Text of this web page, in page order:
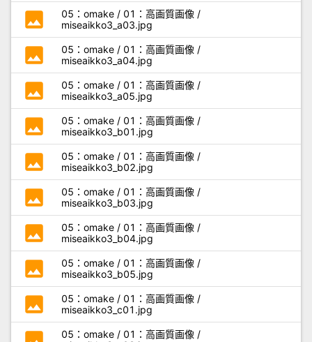
photo
05：omake / 01：高画質画像 /
miseaikko3_a03.jpg
photo
05：omake / 01：高画質画像 /
miseaikko3_a04.jpg
photo
05：omake / 01：高画質画像 /
miseaikko3_a05.jpg
photo
05：omake / 01：高画質画像 /
miseaikko3_b01.jpg
photo
05：omake / 01：高画質画像 /
miseaikko3_b02.jpg
photo
05：omake / 01：高画質画像 /
miseaikko3_b03.jpg
photo
05：omake / 01：高画質画像 /
miseaikko3_b04.jpg
photo
05：omake / 01：高画質画像 /
miseaikko3_b05.jpg
photo
05：omake / 01：高画質画像 /
miseaikko3_c01.jpg
05：omake / 01：高画質画像 /